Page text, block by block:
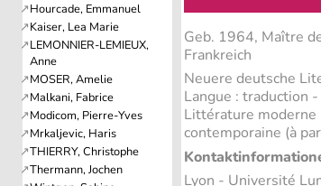
Geb. 1964, Maître
Frankreich
Neuere deutsche
Langue : traduction
Littérature
contemporaine (à
Lyon - Université